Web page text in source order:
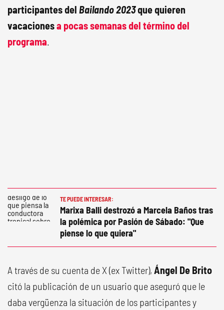
participantes del Bailando 2023que quieren
vacacionesa pocas semanas del término del
programa.
TE PUEDE INTERESAR:
Marixa Balli destrozó a Marcela Baños tras
la polémica por Pasión de Sábado: "Que
piense lo que quiera"
A través de su cuenta de X (ex Twitter), Ángel De Brito
citó la publicación de un usuario que aseguró que le
daba vergüenza la situación de los participantes y